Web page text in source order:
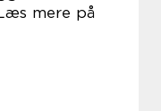
mere på